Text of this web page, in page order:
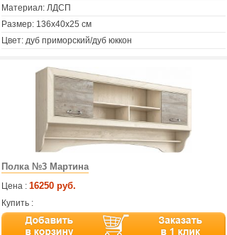
Материал: ЛДСП
Размер: 136х40х25 см
Цвет: дуб приморский/дуб юккон
Полка №3 Мартина
Цена : 16250 руб.
Купить :